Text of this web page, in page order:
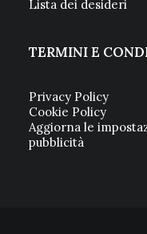
Lista dei desideri
TERMINI E
Privacy Policy
Cookie Policy
Aggiorna le
pubblicità